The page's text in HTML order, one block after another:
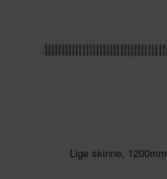
Lige skinne, 1200mm